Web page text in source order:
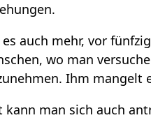
auch mehr, vor
wo man
Ihm mangelt
man sich auch